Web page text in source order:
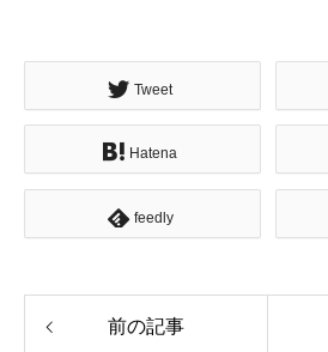
Tweet
Hatena
feedly
前の記事